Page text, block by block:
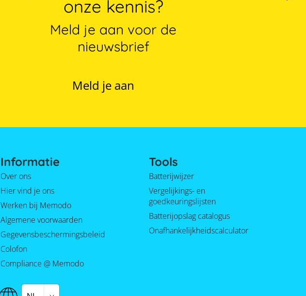
onze kennis?
Meld je aan voor de
nieuwsbrief
Meld je aan
Informatie
Over ons
Hier vind je ons
Werken bij Memodo
Algemene voorwaarden
Gegevensbeschermingsbeleid
Colofon
Compliance @ Memodo
Tools
Batterijwijzer
Vergelijkings- en
goedkeuringslijsten
Batterijopslag catalogus
Onafhankelijkheidscalculator